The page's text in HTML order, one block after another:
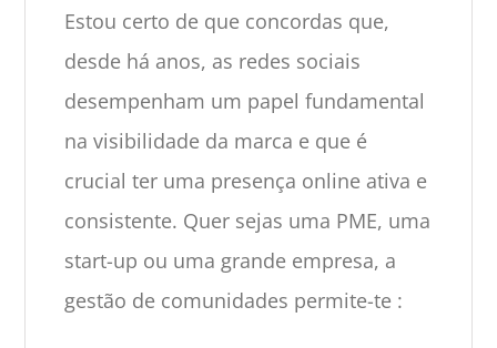
Estou certo de que concordas que,
desde há anos, as redes sociais
desempenham um papel fundamental
na visibilidade da marca e que é
crucial ter uma presença online ativa e
consistente. Quer sejas uma PME, uma
start-up ou uma grande empresa, a
gestão de comunidades permite-te :